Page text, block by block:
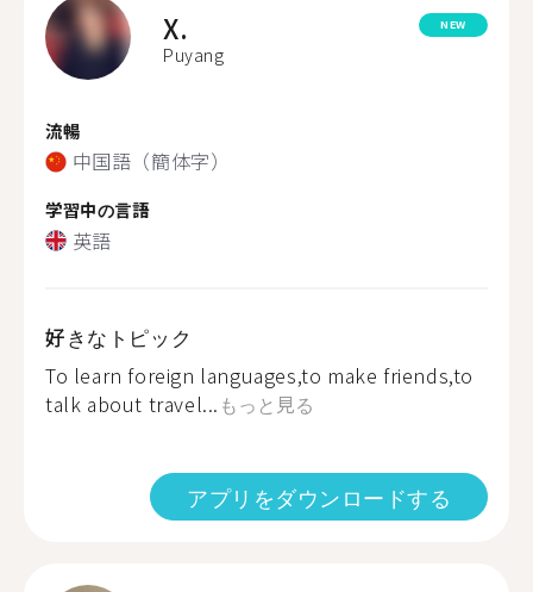
X.
Puyang
NEW
流暢
中国語（簡体字）
学習中の言語
英語
好きなトピック
To learn foreign languages,to make friends,to
talk about travel... もっと見る
アプリをダウンロードする